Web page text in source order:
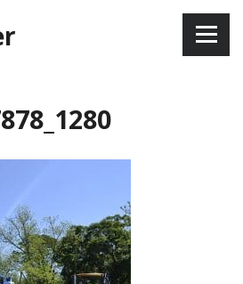
Menu